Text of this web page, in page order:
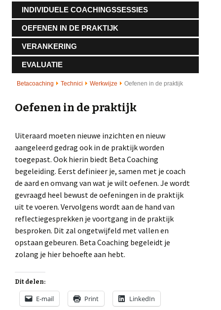
INDIVIDUELE COACHINGSSESSIES
OEFENEN IN DE PRAKTIJK
VERANKERING
EVALUATIE
Betacoaching Technici Werkwijze Oefenen in de praktijk
Oefenen in de praktijk
Uiteraard moeten nieuwe inzichten en nieuw
aangeleerd gedrag ook in de praktijk worden
toegepast. Ook hierin biedt Beta Coaching
begeleiding. Eerst definieer je, samen met je coach
de aard en omvang van wat je wilt oefenen. Je wordt
gevraagd heel bewust de oefeningen in de praktijk
uit te voeren. Vervolgens wordt aan de hand van
reflectiegesprekken je voortgang in de praktijk
besproken. Dit zal ongetwijfeld met vallen en
opstaan gebeuren. Beta Coaching begeleidt je
zolang je hier behoefte aan hebt.
Dit delen:
E-mail Print LinkedIn